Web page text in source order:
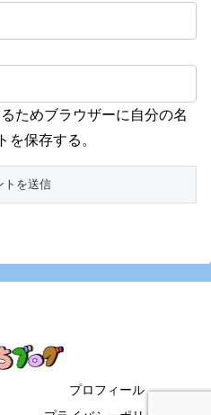
ためブラウザーに自分の名
を保存する。
プロフィール